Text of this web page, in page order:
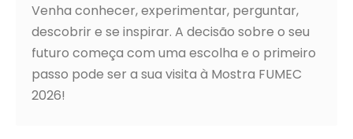
Venha conhecer, experimentar, perguntar,
descobrir e se inspirar. A decisão sobre o seu
futuro começa com uma escolha e o primeiro
passo pode ser a sua visita à Mostra FUMEC
2026!